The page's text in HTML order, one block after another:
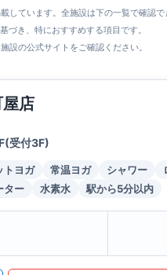
しています。全施設は下の一覧で確認で
き、特におすすめする項目です。
設の公式サイトをご確認ください。
店
受付3F)
トヨガ 常温ヨガ シャワー
ター 水素水 駅から5分以内